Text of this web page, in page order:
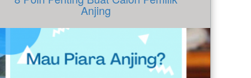
Anjing